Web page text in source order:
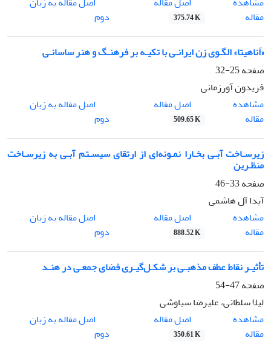
مقاله
375.74 K
دوم
«اَناهیتا» الگـوی زن ایرانـی با تکیـه بر فرهنـگ و هنر ساسانـی
صفحه25-32
فریدون آورزمانی
مشاهده
مقاله
اصل مقاله
509.65 K
اصل مقاله به زبان
دوم
زیرسـاخت آبـی بخـارا نمـونه‌ای از ارتقای سیسـتم آبـی به زیرسـاخت
منظـرین
صفحه33-46
آیدا آل هاشمی
مشاهده
مقاله
اصل مقاله
888.52 K
اصل مقاله به زبان
دوم
تأثیـر نقاط عطف مذهبـی بر شکـل‌گیـری فضای جمعـی در هنـد
صفحه47-54
لیلا سلطانی، علیرضا سیاوشی
مشاهده
مقاله
اصل مقاله
350.61 K
اصل مقاله به زبان
دوم